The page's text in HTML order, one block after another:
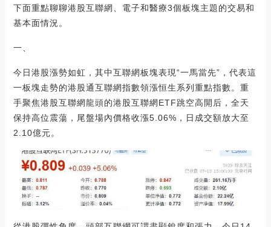
下面重點聊聊港股互聯網、電子和醫療3個板塊主題的交易和
基本面情況。
一、
今日港股漲勢如虹，其中互聯網板塊表現“一馬當先”，代表這
一板塊走勢的港股通互聯網指數領漲恒生系列重點指數。重
手聚焦港股互聯網龍頭的港股互聯網ETF跳空高開后，全天
保持高位震蕩，尾盤場內價格收漲5.06%，日成交額放大至
2.10億元。